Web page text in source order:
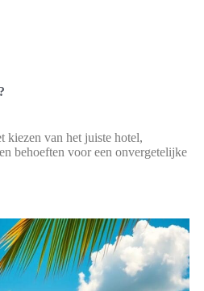
kiezen van het juiste hotel,
behoeften voor een onvergetelijke